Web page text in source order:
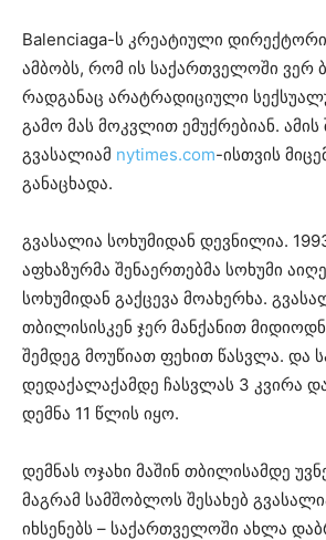
Balenciaga-ს კრეატიული
ამბობს, რომ ის საქართველოში ვერ
რადგანაც არატრადიციული
გამო მას მოკვლით ემუქრებიან. ამის
გვასალიამ nytimes.com-ისთვის
განაცხადა.
გვასალია სოხუმიდან დევნილია.
აფხაზურმა შენაერთებმა სოხუმი
სოხუმიდან გაქცევა მოახერხა.
თბილისისკენ ჯერ მანქანით
შემდეგ მოუწიათ ფეხით წასვლა. და
დედაქალაქამდე ჩასვლას 3 კვირა
დემნა 11 წლის იყო.
დემნას ოჯახი მაშინ თბილისამდე
მაგრამ სამშობლოს შესახებ
იხსენებს – საქართველოში ახლა